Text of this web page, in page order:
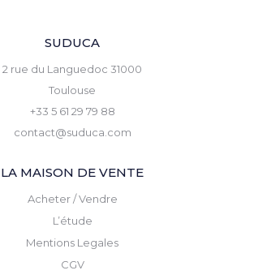
SUDUCA
2 rue du Languedoc 31000
Toulouse
+33 5 61 29 79 88
contact@suduca.com
LA MAISON DE VENTE
Acheter / Vendre
L’étude
Mentions Legales
CGV